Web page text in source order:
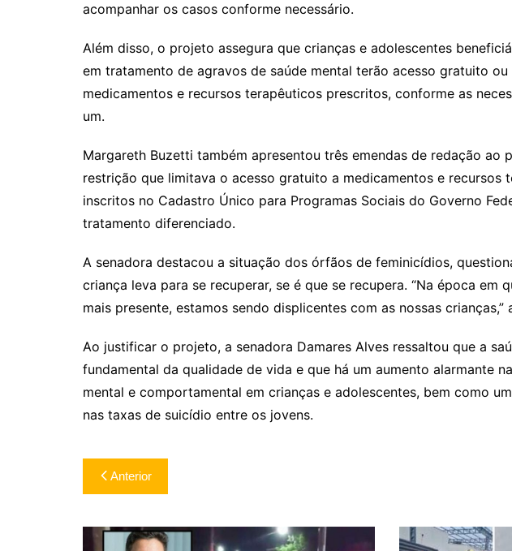
acompanhar os casos conforme necessário.
Além disso, o projeto assegura que crianças e adolescentes
em tratamento de agravos de saúde mental terão acesso gratuito
medicamentos e recursos terapêuticos prescritos, conforme as
um.
Margareth Buzetti também apresentou três emendas de redação ao
restrição que limitava o acesso gratuito a medicamentos e recursos
inscritos no Cadastro Único para Programas Sociais do Governo
tratamento diferenciado.
A senadora destacou a situação dos órfãos de feminicídios,
criança leva para se recuperar, se é que se recupera. “Na época em
mais presente, estamos sendo displicentes com as nossas crianças,”
Ao justificar o projeto, a senadora Damares Alves ressaltou que a
fundamental da qualidade de vida e que há um aumento alarmante
mental e comportamental em crianças e adolescentes, bem como
nas taxas de suicídio entre os jovens.
Navegação
de
Post
Anterior